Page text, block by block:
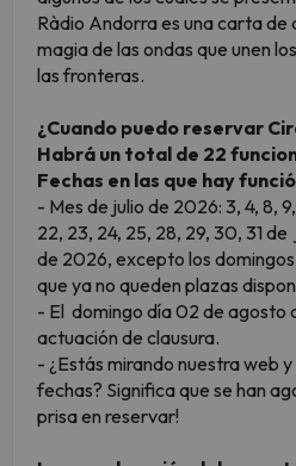
Ràdio Andorra es una carta de
magia de las ondas que unen
las fronteras.
¿Cuando puedo reservar
Habrá un total de 22
Fechas en las que hay
- Mes de julio de 2026: 3, 4, 8, 9,
22, 23, 24, 25, 28, 29, 30, 31
de 2026, excepto los domingos
que ya no queden plazas
- El domingo día 02 de agosto
actuación de clausura.
- ¿Estás mirando nuestra web
fechas? Significa que se han
prisa en reservar!